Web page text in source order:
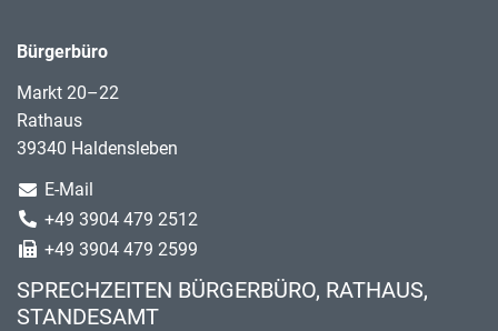
Bürgerbüro
Markt 20–22
Rathaus
39340 Haldensleben
E-Mail
+49 3904 479 2512
+49 3904 479 2599
SPRECHZEITEN BÜRGERBÜRO, RATHAUS,
STANDESAMT